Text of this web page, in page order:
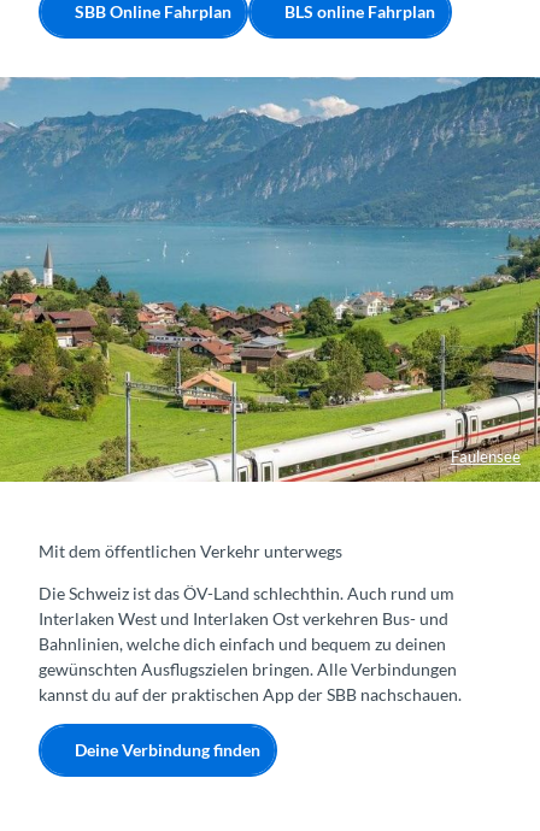
SBB Online Fahrplan BLS online Fahrplan
Faulensee
Mit dem öffentlichen Verkehr unterwegs
Die Schweiz ist das ÖV-Land schlechthin. Auch rund um
Interlaken West und Interlaken Ost verkehren Bus- und
Bahnlinien, welche dich einfach und bequem zu deinen
gewünschten Ausflugszielen bringen. Alle Verbindungen
kannst du auf der praktischen App der SBB nachschauen.
Deine Verbindung finden